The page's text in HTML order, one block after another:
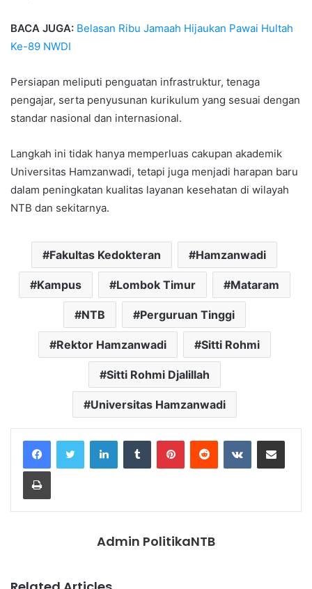
BACA JUGA: Belasan Ribu Jamaah Hijaukan Pawai Hultah
Ke-89 NWDI
Persiapan meliputi penguatan infrastruktur, tenaga
pengajar, serta penyusunan kurikulum yang sesuai dengan
standar nasional dan internasional.
Langkah ini tidak hanya memperluas cakupan akademik
Universitas Hamzanwadi, tetapi juga menjadi harapan baru
dalam peningkatan kualitas layanan kesehatan di wilayah
NTB dan sekitarnya.
Fakultas Kedokteran Hamzanwadi
Kampus Lombok Timur Mataram
NTB Perguruan Tinggi
Rektor Hamzanwadi Sitti Rohmi
Sitti Rohmi Djalillah
Universitas Hamzanwadi
LinkedInTumblr PinterestReddit VKontakteShare via Email
Print
Admin PolitikaNTB